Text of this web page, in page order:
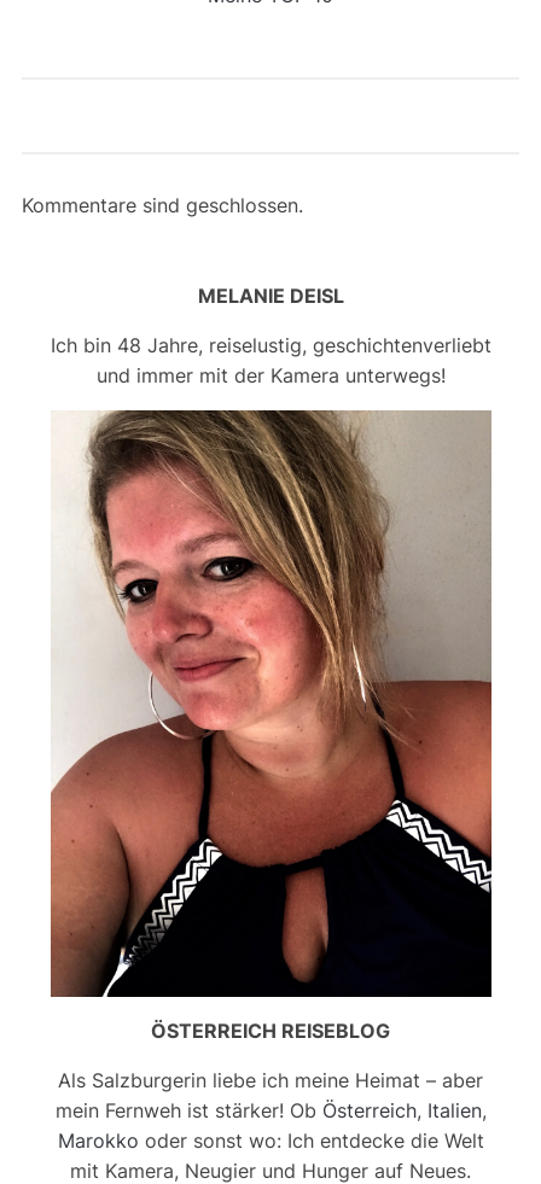
Kommentare sind geschlossen.
MELANIE DEISL
Ich bin 48 Jahre, reiselustig, geschichtenverliebt
und immer mit der Kamera unterwegs!
ÖSTERREICH REISEBLOG
Als Salzburgerin liebe ich meine Heimat – aber
mein Fernweh ist stärker! Ob Österreich, Italien,
Marokko oder sonst wo: Ich entdecke die Welt
mit Kamera, Neugier und Hunger auf Neues.